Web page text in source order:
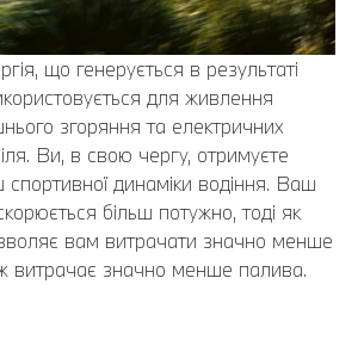
що генерується в результаті
для живлення
згоряння та електричних
Ви, в свою чергу, отримуєте
спортивної динаміки водіння. Ваш
більш потужно, тоді як
вам витрачати значно менше
витрачає значно менше палива.